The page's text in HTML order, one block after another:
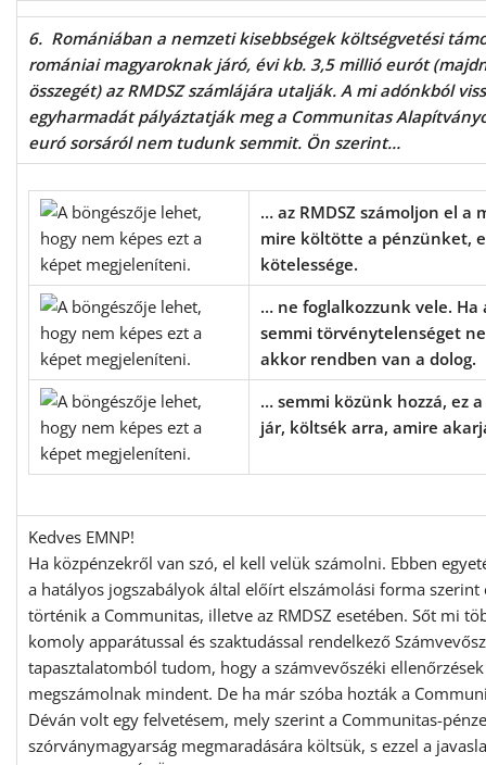
6. Romániában a nemzeti kisebbségek költségvetési
romániai magyaroknak járó, évi kb. 3,5 millió eurót
összegét) az RMDSZ számlájára utalják. A mi adónkból
egyharmadát pályáztatják meg a Communitas
euró sorsáról nem tudunk semmit. Ön szerint…
… az RMDSZ számoljon el a
mire költötte a pénzünket,
kötelessége.
… ne foglalkozzunk vele. Ha
semmi törvénytelenséget
akkor rendben van a dolog.
… semmi közünk hozzá, ez
jár, költsék arra, amire
Kedves EMNP!
Ha közpénzekről van szó, el kell velük számolni. Ebben
a hatályos jogszabályok által előírt elszámolási forma szerint
történik a Communitas, illetve az RMDSZ esetében. Sőt mi
komoly apparátussal és szaktudással rendelkező
tapasztalatomból tudom, hogy a számvevőszéki
megszámolnak mindent. De ha már szóba hozták a
Déván volt egy felvetésem, mely szerint a Communitas-
szórványmagyarság megmaradására költsük, s ezzel a